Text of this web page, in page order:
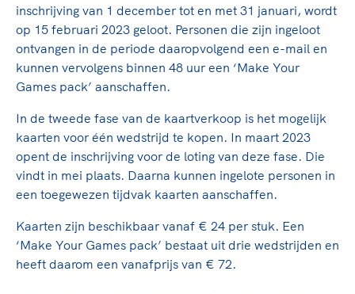
Lees verder
inschrijving van 1 december tot en met 31 januari, wordt
op 15 februari 2023 geloot. Personen die zijn ingeloot
ontvangen in de periode daaropvolgend een e-mail en
kunnen vervolgens binnen 48 uur een ‘Make Your
Games pack’ aanschaffen.
In de tweede fase van de kaartverkoop is het mogelijk
kaarten voor één wedstrijd te kopen. In maart 2023
opent de inschrijving voor de loting van deze fase. Die
vindt in mei plaats. Daarna kunnen ingelote personen in
een toegewezen tijdvak kaarten aanschaffen.
Kaarten zijn beschikbaar vanaf € 24 per stuk. Een
‘Make Your Games pack’ bestaat uit drie wedstrijden en
heeft daarom een vanafprijs van € 72.